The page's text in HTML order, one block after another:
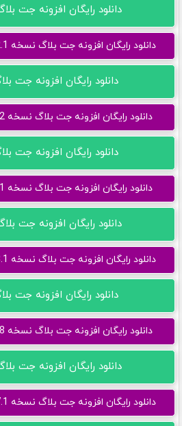
دانلود رایگان افزونه جت بلاگ
دانلود رایگان افزونه جت بلاگ نسخه 2.4.2.1 - لینک سرور کمکی
دانلود رایگان افزونه جت
دانلود رایگان افزونه جت بلاگ نسخه 2.4.2 - لینک سرور کمکی
دانلود رایگان افزونه جت بلاگ
دانلود رایگان افزونه جت بلاگ نسخه 2.4.1 - لینک سرور کمکی
دانلود رایگان افزونه جت بلاگ
دانلود رایگان افزونه جت بلاگ نسخه 2.3.8.1 - لینک سرور کمکی
دانلود رایگان افزونه جت بلاگ
دانلود رایگان افزونه جت بلاگ نسخه 2.3.8 - لینک سرور کمکی
دانلود رایگان افزونه جت بلاگ
دانلود رایگان افزونه جت بلاگ نسخه 2.3.7.1 - لینک سرور کمکی